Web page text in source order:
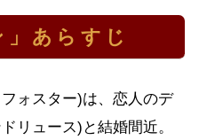
」あらすじ
ォスター)は、恋人のデ
リュース)と結婚間近。